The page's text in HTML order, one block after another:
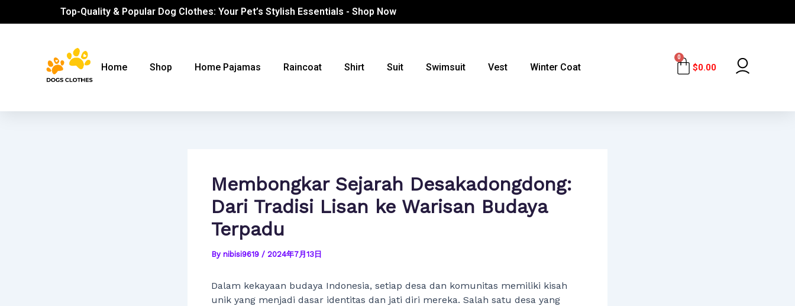
Top-Quality & Popular Dog Clothes: Your Pet’s Stylish Essentials - Shop Now
Home Shop Home Pajamas Raincoat Shirt Suit Swimsuit Vest Winter Coat $0.00
0 Cart
Membongkar Sejarah Desakadongdong:
Dari Tradisi Lisan ke Warisan Budaya
Terpadu
By nibisi9619 / 2024年7月13日
Dalam kekayaan budaya Indonesia, setiap desa dan komunitas memiliki kisah
unik yang menjadi dasar identitas dan jati diri mereka. Salah satu desa yang
Post